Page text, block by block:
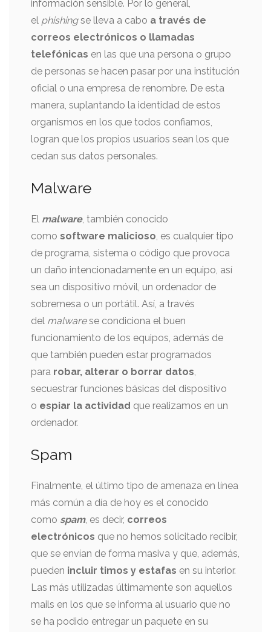
información sensible. Por lo general,
el phishingse lleva a cabo a través de
correos electrónicos o llamadas
telefónicas en las que una persona o grupo
de personas se hacen pasar por una institución
oficial o una empresa de renombre. De esta
manera, suplantando la identidad de estos
organismos en los que todos confiamos,
logran que los propios usuarios sean los que
cedan sus datos personales.
Malware
El malware, también conocido
como software malicioso, es cualquier tipo
de programa, sistema o código que provoca
un daño intencionadamente en un equipo, así
sea un dispositivo móvil, un ordenador de
sobremesa o un portátil. Así, a través
del malwarese condiciona el buen
funcionamiento de los equipos, además de
que también pueden estar programados
para robar, alterar o borrar datos,
secuestrar funciones básicas del dispositivo
o espiar la actividad que realizamos en un
ordenador.
Spam
Finalmente, el último tipo de amenaza en línea
más común a día de hoy es el conocido
como spam, es decir, correos
electrónicos que no hemos solicitado recibir,
que se envían de forma masiva y que, además,
pueden incluir timos y estafas en su interior.
Las más utilizadas últimamente son aquellos
mails en los que se informa al usuario que no
se ha podido entregar un paquete en su